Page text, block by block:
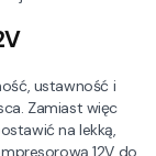
ustawność i
Zamiast więc
na lekką,
12V do